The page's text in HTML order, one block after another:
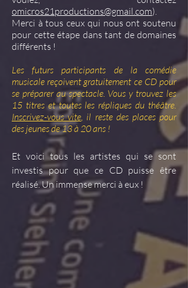
omicros21productions@gmail.com).
Merci à tous ceux qui nous ont soutenu
pour cette étape dans tant de domaines
différents !
Les futurs participants de la comédie
musicale reçoivent gratuitement ce CD pour
se préparer au spectacle. Vous y trouvez les
15 titres et toutes les répliques du théâtre.
Inscrivez-vous vite, il reste des places pour
des jeunes de 13 à 20 ans !
Et voici tous les artistes qui se sont
investis pour que ce CD puisse être
réalisé.Un immense merci à eux !